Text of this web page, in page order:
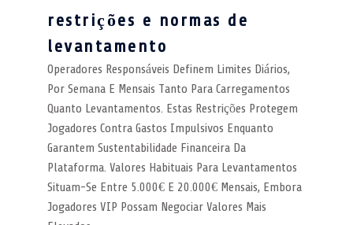
restrições e normas de
levantamento
Operadores Responsáveis Definem Limites Diários,
Por Semana E Mensais Tanto Para Carregamentos
Quanto Levantamentos. Estas Restrições Protegem
Jogadores Contra Gastos Impulsivos Enquanto
Garantem Sustentabilidade Financeira Da
Plataforma. Valores Habituais Para Levantamentos
Situam-Se Entre 5.000€ E 20.000€ Mensais, Embora
Jogadores VIP Possam Negociar Valores Mais